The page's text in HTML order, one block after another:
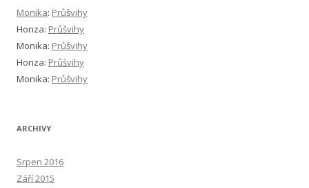
Monika: Průšvihy
Honza: Průšvihy
Monika: Průšvihy
Honza: Průšvihy
Monika: Průšvihy
ARCHIVY
Srpen 2016
Září 2015